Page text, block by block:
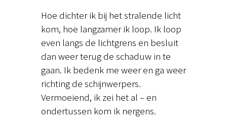
Hoe dichter ik bij het stralende licht
kom, hoe langzamer ik loop. Ik loop
even langs de lichtgrens en besluit
dan weer terug de schaduw in te
gaan. Ik bedenk me weer en ga weer
richting de schijnwerpers.
Vermoeiend, ik zei het al – en
ondertussen kom ik nergens.